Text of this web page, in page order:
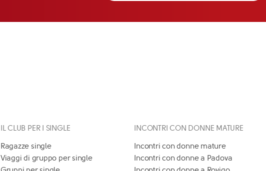
IL CLUB PER I SINGLE
Ragazze single
Viaggi di gruppo per single
INCONTRI CON DONNE MATURE
Incontri con donne mature
Incontri con donne a Padova